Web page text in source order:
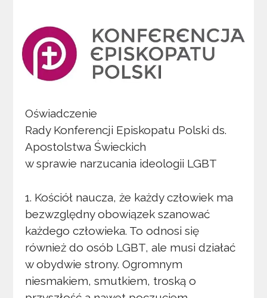
Oświadczenie
Rady Konferencji Episkopatu Polski ds.
Apostolstwa Świeckich
w sprawie narzucania ideologii LGBT
1. Kościół naucza, że każdy człowiek ma
bezwzględny obowiązek szanować
każdego człowieka. To odnosi się
również do osób LGBT, ale musi działać
w obydwie strony. Ogromnym
niesmakiem, smutkiem, troską o